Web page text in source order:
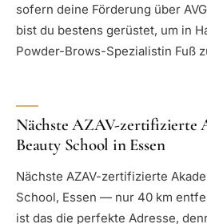
sofern deine Förderung über
bist du bestens gerüstet, um in
Powder-Brows-Spezialistin Fuß
Nächste AZAV-zertifizierte
Beauty School in Essen
Nächste AZAV-zertifizierte
School, Essen — nur 40 km
ist das die perfekte Adresse,